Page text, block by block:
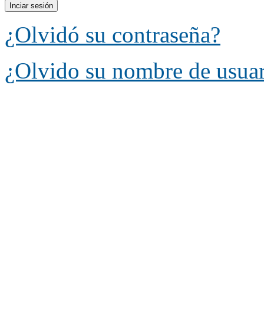
¿Olvidó su contraseña?
¿Olvido su nombre de